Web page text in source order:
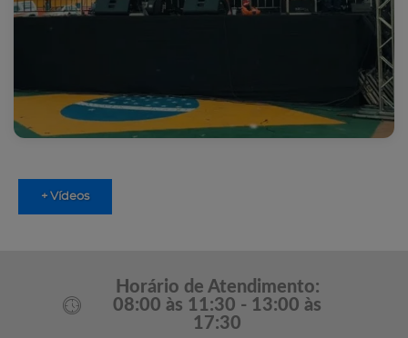
+ Vídeos
Horário de Atendimento:
08:00 às 11:30 - 13:00 às
17:30